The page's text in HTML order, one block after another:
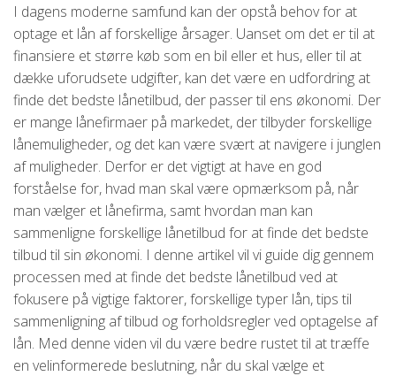
I dagens moderne samfund kan der opstå behov for at
optage et lån af forskellige årsager. Uanset om det er til at
finansiere et større køb som en bil eller et hus, eller til at
dække uforudsete udgifter, kan det være en udfordring at
finde det bedste lånetilbud, der passer til ens økonomi. Der
er mange lånefirmaer på markedet, der tilbyder forskellige
lånemuligheder, og det kan være svært at navigere i junglen
af muligheder. Derfor er det vigtigt at have en god
forståelse for, hvad man skal være opmærksom på, når
man vælger et lånefirma, samt hvordan man kan
sammenligne forskellige lånetilbud for at finde det bedste
tilbud til sin økonomi. I denne artikel vil vi guide dig gennem
processen med at finde det bedste lånetilbud ved at
fokusere på vigtige faktorer, forskellige typer lån, tips til
sammenligning af tilbud og forholdsregler ved optagelse af
lån. Med denne viden vil du være bedre rustet til at træffe
en velinformerede beslutning, når du skal vælge et